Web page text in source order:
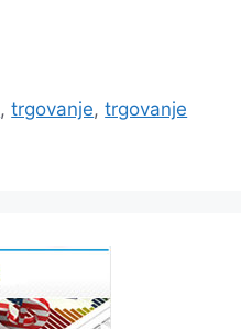
,trgovanje,trgovanje